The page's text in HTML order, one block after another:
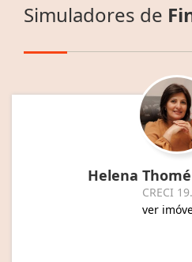
Simuladores de
Helena
CRECI
ver